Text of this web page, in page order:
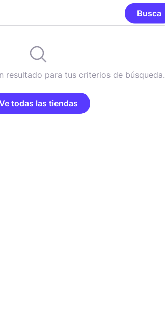
Busca
resultado para tus criterios de búsqueda.
todas las tiendas